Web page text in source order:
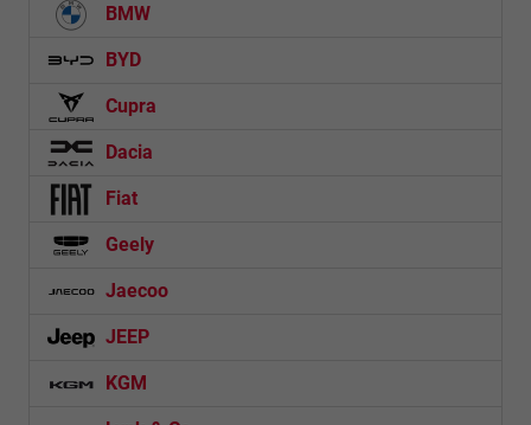
BMW
BYD
Cupra
Dacia
Fiat
Geely
Jaecoo
JEEP
KGM